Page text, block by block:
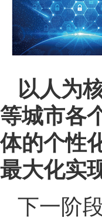
以人为
等城市各
体的个性
最大化实
下一阶